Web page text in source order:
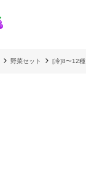
野菜セット [冷]8〜12種